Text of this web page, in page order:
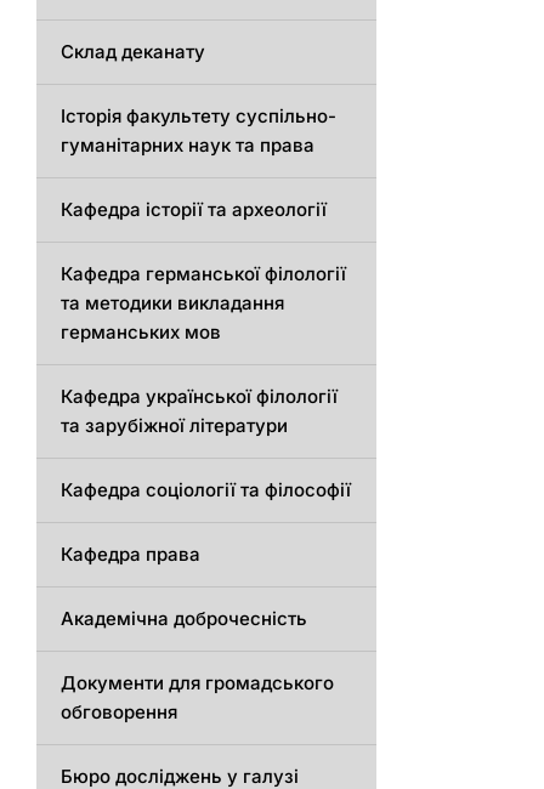
Склад деканату
Історія факультету суспільно-
гуманітарних наук та права
Кафедра історії та археології
Кафедрa германської філології
та методики викладання
германських мов
Кафедра української філології
та зарубіжної літератури
Кафедра соціології та філософії
Кафедра права
Академічна доброчесність
Документи для громадського
обговорення
Бюро досліджень у галузі